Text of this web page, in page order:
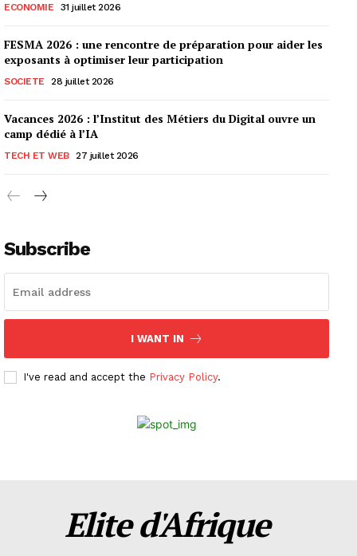
ECONOMIE 31 juillet 2026
FESMA 2026 : une rencontre de préparation pour aider les
exposants à optimiser leur participation
SOCIETE 28 juillet 2026
Vacances 2026 : l’Institut des Métiers du Digital ouvre un
camp dédié à l’IA
TECH ET WEB 27 juillet 2026
Subscribe
I WANT IN
I've read and accept the Privacy Policy.
Elite d'Afrique